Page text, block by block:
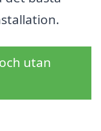
utan